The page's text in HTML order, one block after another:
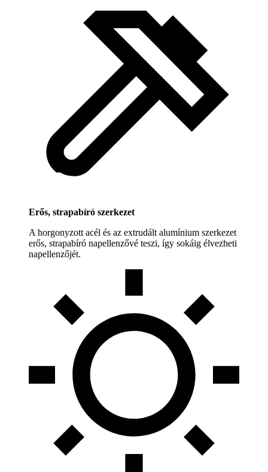
Erős, strapabíró szerkezet
A horgonyzott acél és az extrudált alumínium szerkezet
erős, strapabíró napellenzővé teszi, így sokáig élvezheti
napellenzőjét.